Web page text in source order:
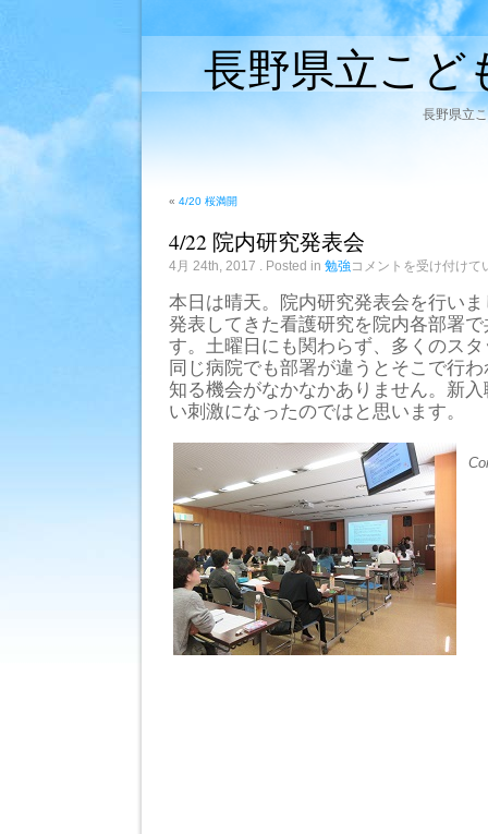
長野県立こど
長野県立
« 4/20 桜満開
4/22 院内研究発表会
4月 24th, 2017 . Posted in 勉強4/22
院
研
究
発
表
会
は
コメントを受け付けて
本日は晴天。院内研究発表会を行い
発表してきた看護研究を院内各部署
す。土曜日にも関わらず、多くのス
同じ病院でも部署が違うとそこで行
知る機会がなかなかありません。新
い刺激になったのではと思います。